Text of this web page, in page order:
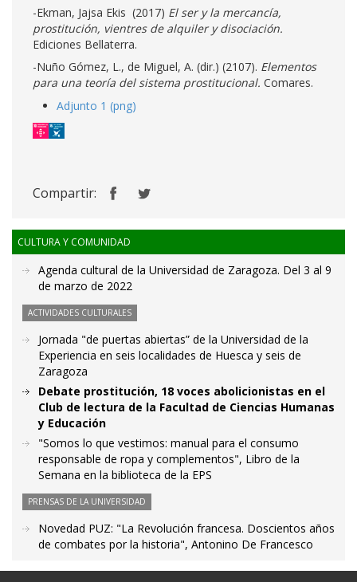
-Ekman, Jajsa Ekis (2017) El ser y la mercancía,
prostitución, vientres de alquiler y disociación.
Ediciones Bellaterra.
-Nuño Gómez, L., de Miguel, A. (dir.) (2107). Elementos
para una teoría del sistema prostitucional. Comares.
Adjunto 1 (png)
Compartir:
CULTURA Y COMUNIDAD
Agenda cultural de la Universidad de Zaragoza. Del 3 al 9
de marzo de 2022
ACTIVIDADES CULTURALES
Jornada "de puertas abiertas” de la Universidad de la
Experiencia en seis localidades de Huesca y seis de
Zaragoza
Debate prostitución, 18 voces abolicionistas en el
Club de lectura de la Facultad de Ciencias Humanas
y Educación
"Somos lo que vestimos: manual para el consumo
responsable de ropa y complementos", Libro de la
Semana en la biblioteca de la EPS
PRENSAS DE LA UNIVERSIDAD
Novedad PUZ: "La Revolución francesa. Doscientos años
de combates por la historia", Antonino De Francesco